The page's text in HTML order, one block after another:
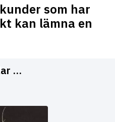
som har
kan lämna en
…